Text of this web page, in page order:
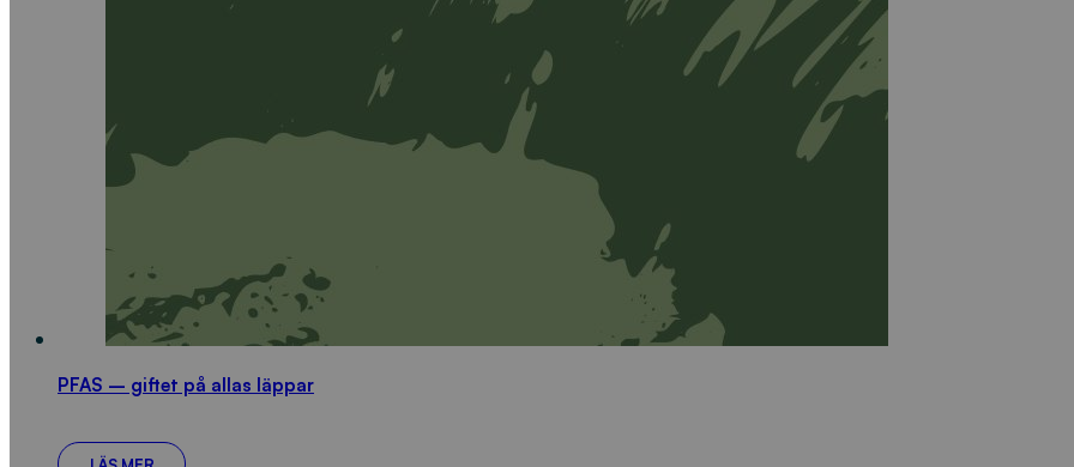
PFAS – giftet på allas läppar